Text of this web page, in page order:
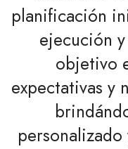
planificación
ejecución
objetivo
expectativas y